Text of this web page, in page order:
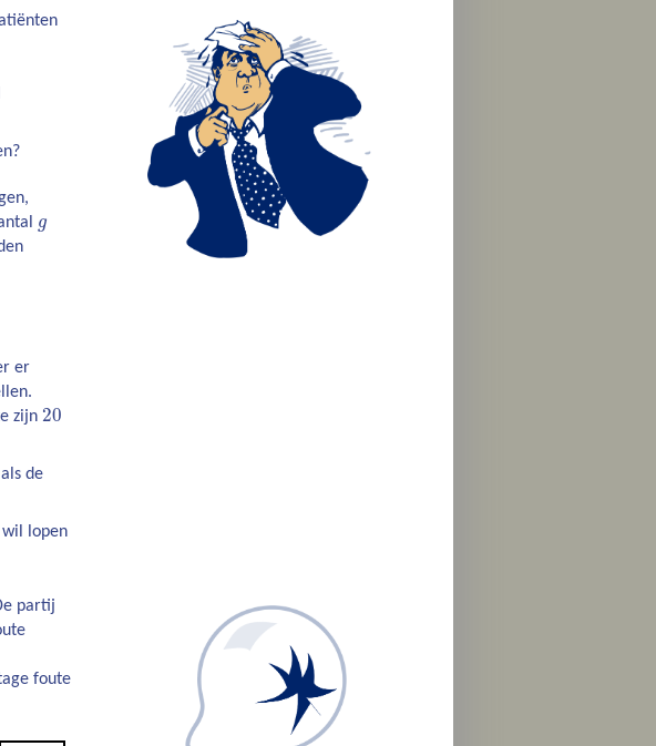
g
er
zijn 20
de
wil lopen
partij
foute